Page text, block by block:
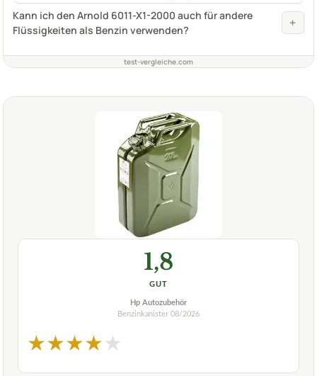
Kann ich den Arnold 6011-X1-2000 auch für andere
Flüssigkeiten als Benzin verwenden?
+
test-vergleiche.com
1,8
GUT
Hp Autozubehör
Benzinkanister 08/2026
★★★★★